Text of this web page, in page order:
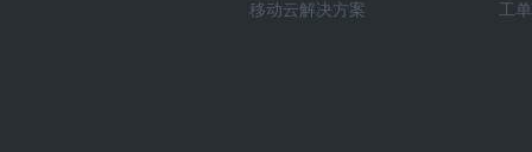
移动云解决方案
工